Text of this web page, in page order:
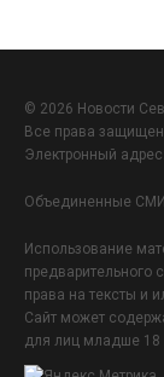
© 2026 Новости
Все права
Электронный адрес:
Объединенные
Использование
предварительного
права на тексты и
Сайт может
для лиц младше 18